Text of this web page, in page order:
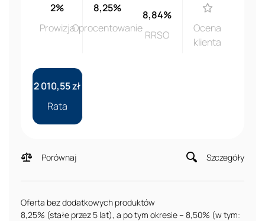
2%
Prowizja
8,25%
Oprocentowanie
8,84%
RRSO
Ocena
klienta
2 010,55 zł
Rata
Porównaj Szczegóły
Oferta bez dodatkowych produktów
8,25% (stałe przez 5 lat), a po tym okresie – 8,50% (w tym: